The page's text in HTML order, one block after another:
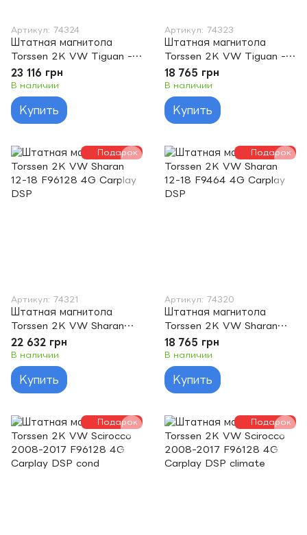
Артикул: 74324
Штатная магнитола
Torssen 2K VW Tiguan -17
F96128 4G Carplay DSP
23 116 грн
В наличии
Купить
Артикул: 74323
Штатная магнитола
Torssen 2K VW Tiguan -17
F9464 4G Carplay DSP
18 765 грн
В наличии
Купить
Подарок
Артикул: 74321
Штатная магнитола
Torssen 2K VW Sharan
12-18 F96128 4G Carplay
DSP
22 632 грн
В наличии
Купить
Подарок
Артикул: 74320
Штатная магнитола
Torssen 2K VW Sharan
12-18 F9464 4G Carplay
DSP
18 765 грн
В наличии
Купить
Подарок Подарок